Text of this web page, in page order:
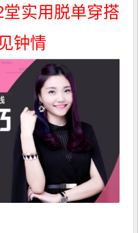
堂实用脱单穿搭
钟情